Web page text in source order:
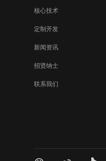
核心技术
定制开发
新闻资讯
招贤纳士
联系我们